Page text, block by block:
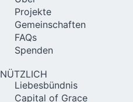
Projekte
Gemeinschaften
FAQs
Spenden
NÜTZLICH
Liebesbündnis
Capital of Grace